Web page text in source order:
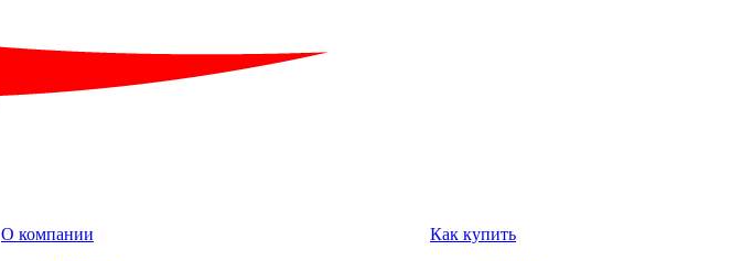
О компании
Как купить